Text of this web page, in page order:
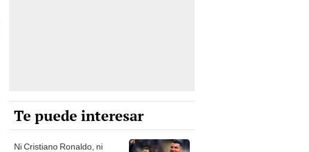
Te puede interesar
Ni Cristiano Ronaldo, ni